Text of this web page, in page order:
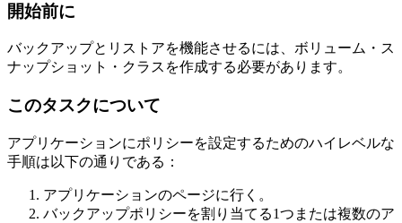
開始前に
バックアップとリストアを機能させるには、ボリューム・ス
ナップショット・クラスを作成する必要があります。
このタスクについて
アプリケーションにポリシーを設定するためのハイレベルな
手順は以下の通りである：
アプリケーションのページに行く。
バックアップポリシーを割り当てる1つまたは複数のア